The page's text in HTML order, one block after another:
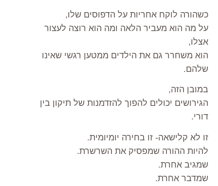
כשהורה לוקח אחריות על הדפוסים שלו,
על מה הוא מעביר הלאה ומה הוא רוצה לעצור
אצלו,
הוא משחרר גם את הילדים ממטען רגשי שאינו
שלהם.
במובן הזה,
הגירושים יכולים להפוך להזדמנות של תיקון בין
דורי.
זו לא קלישאה- זו בחירה יומיומית.
להיות ההורה שמפסיק את השרשרת.
שמגיב אחרת.
שמדבר אחרת.